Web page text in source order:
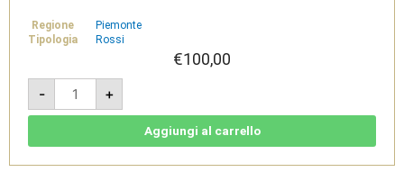
Regione
Piemonte
Tipologia
Rossi
€100,00
-
Barolo
DOCG
Bussia
Etichetta
Parusso
+
Aggiungi al carrello